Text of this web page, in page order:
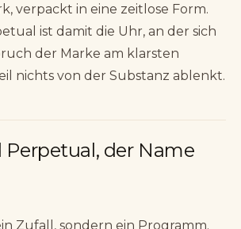
verpackt in eine zeitlose Form.
ist damit die Uhr, an der sich
der Marke am klarsten
nichts von der Substanz ablenkt.
Perpetual, der Name
Zufall, sondern ein Programm.